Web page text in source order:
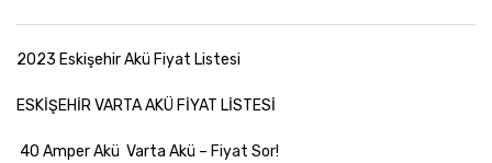
2023 Eskişehir Akü Fiyat Listesi
ESKİŞEHİR VARTA AKÜ FİYAT LİSTESİ
40 Amper Akü Varta Akü – Fiyat Sor!